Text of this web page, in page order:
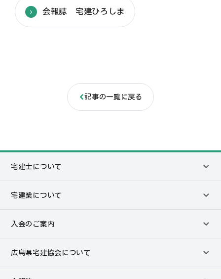
会報誌 宅建ひろしま
記事の一覧に戻る
宅建士について
宅建業について
入会のご案内
広島県宅建協会について